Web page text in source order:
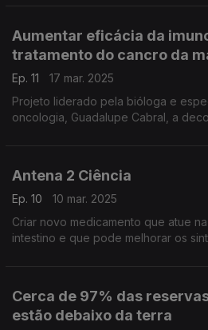
Aumentar eficácia da
tratamento do cancro da
Ep. 11
17 mar. 2025
Projeto liderado pela bióloga e
oncologia, Guadalupe Cabral, a
Antena 2 Ciência
Ep. 10
10 mar. 2025
Criar novo medicamento que atue
intestino e que pode melhorar os
Cerca de 97% das
estão debaixo da terra